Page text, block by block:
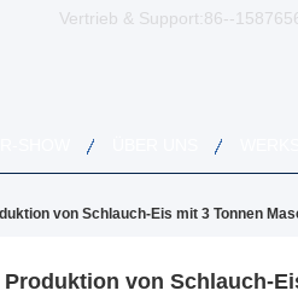
Vertrieb & Support: 86--
von Schlauch-Eis mit 3 Tonnen
von Schlauch-